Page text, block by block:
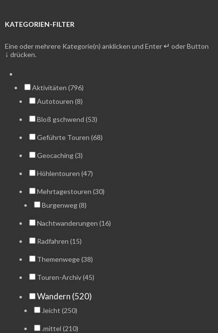
KATEGORIEN-FILTER
Eine oder mehrere Kategorie(n) anklicken und Enter ↵ oder Button
↓ drücken.
Aktivitäten (796)
Autotouren (8)
Bloß gschwend (53)
Geführte Touren (68)
Geocaching (3)
Höhlentouren (47)
Mehrtagestouren (30)
Burgenweg (8)
Nachtwanderungen (16)
Radfahren (15)
Themenwege (38)
Touren-Archiv (45)
Wandern (520)
.leicht (250)
.mittel (210)